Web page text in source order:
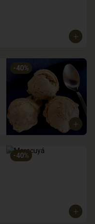
-40%
-40%